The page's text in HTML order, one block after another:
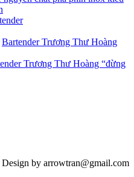
Bartender Trương Thư Hoàng
Trương Thư Hoàng “đừng
by arrowtran@gmail.com